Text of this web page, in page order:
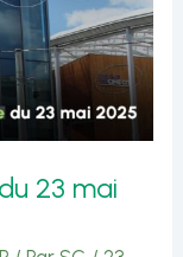
23 mai